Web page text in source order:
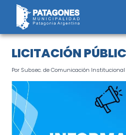
Saltar
contenido
LICITACIÓN
Por Subsec. de Comunicación Institucional